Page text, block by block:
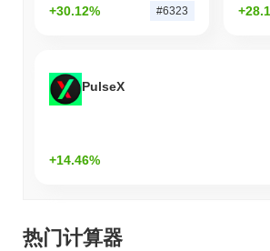
+30.12% #6323
PulseX
+14.46%
热门计算器